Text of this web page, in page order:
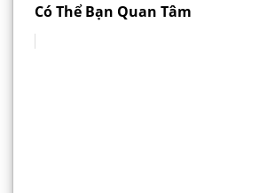
Có Thể Bạn Quan Tâm